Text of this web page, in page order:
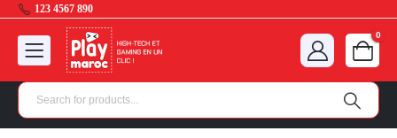
123 4567 890
0